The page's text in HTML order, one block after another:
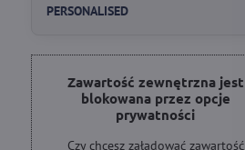
PERSONALISED
Zawartość zewnętrzna jest
blokowana przez opcje
prywatności
Czy chcesz załadować zawartość